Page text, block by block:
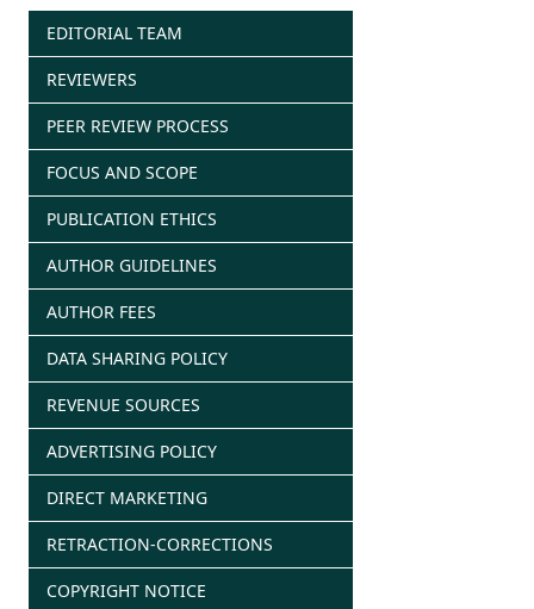
EDITORIAL TEAM
REVIEWERS
PEER REVIEW PROCESS
FOCUS AND SCOPE
PUBLICATION ETHICS
AUTHOR GUIDELINES
AUTHOR FEES
DATA SHARING POLICY
REVENUE SOURCES
ADVERTISING POLICY
DIRECT MARKETING
RETRACTION-CORRECTIONS
COPYRIGHT NOTICE